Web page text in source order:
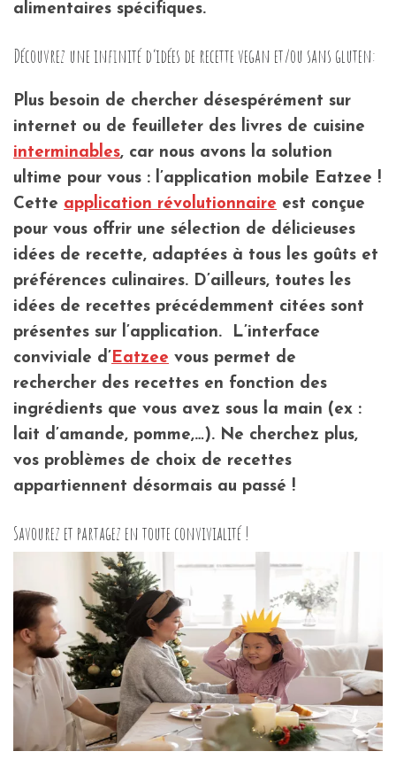
alimentaires spécifiques.
Découvrez une infinité d’idées de recette vegan et/ou sans gluten:
Plus besoin de chercher désespérément sur
internet ou de feuilleter des livres de cuisine
interminables, car nous avons la solution
ultime pour vous : l’application mobile Eatzee !
Cette application révolutionnaire est conçue
pour vous offrir une sélection de délicieuses
idées de recette, adaptées à tous les goûts et
préférences culinaires. D’ailleurs, toutes les
idées de recettes précédemment citées sont
présentes sur l’application. L’interface
conviviale d’ Eatzee vous permet de
rechercher des recettes en fonction des
ingrédients que vous avez sous la main (ex :
lait d’amande, pomme,…). Ne cherchez plus,
vos problèmes de choix de recettes
appartiennent désormais au passé !
Savourez et partagez en toute convivialité !